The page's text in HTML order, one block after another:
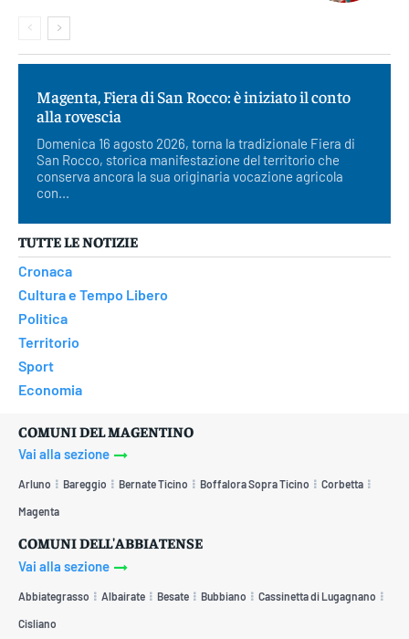
Magenta, Fiera di San Rocco: è iniziato il conto
alla rovescia
Domenica 16 agosto 2026, torna la tradizionale Fiera di
San Rocco, storica manifestazione del territorio che
conserva ancora la sua originaria vocazione agricola
con...
TUTTE LE NOTIZIE
Cronaca
Cultura e Tempo Libero
Politica
Territorio
Sport
Economia
COMUNI DEL MAGENTINO
Vai alla sezione
Arluno Bareggio Bernate Ticino Boffalora Sopra Ticino Corbetta
Magenta
COMUNI DELL'ABBIATENSE
Vai alla sezione
Abbiategrasso Albairate Besate Bubbiano Cassinetta di Lugagnano
Cisliano